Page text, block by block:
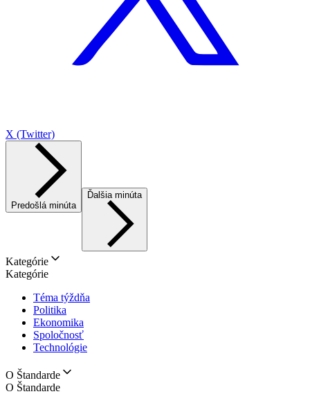
X (Twitter)
Predošlá minúta
Ďalšia minúta
Kategórie
Kategórie
Téma týždňa
Politika
Ekonomika
Spoločnosť
Technológie
O Štandarde
O Štandarde